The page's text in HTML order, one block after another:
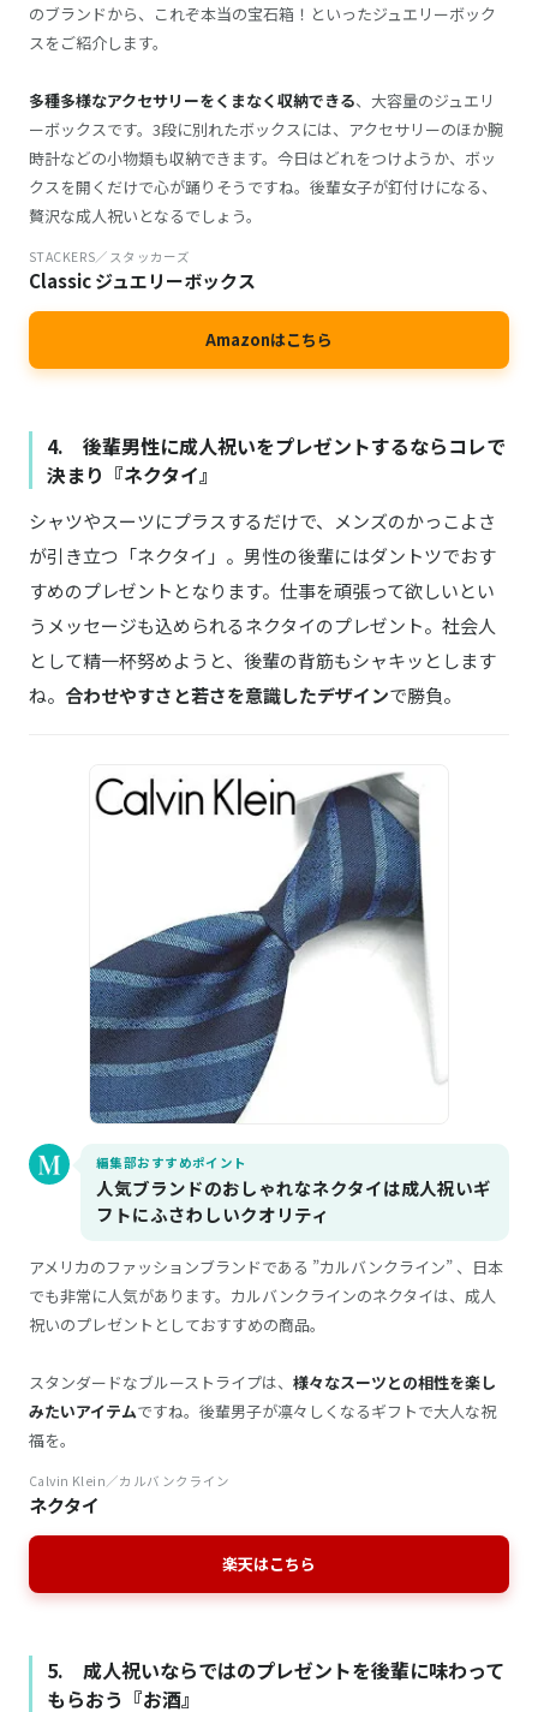
のブランドから、これぞ本当の宝石箱！といったジュエリーボック
スをご紹介します。
多種多様なアクセサリーをくまなく収納できる、大容量のジュエリ
ーボックスです。3段に別れたボックスには、アクセサリーのほか腕
時計などの小物類も収納できます。今日はどれをつけようか、ボッ
クスを開くだけで心が踊りそうですね。後輩女子が釘付けになる、
贅沢な成人祝いとなるでしょう。
STACKERS／スタッカーズ
Classic ジュエリーボックス
Amazonはこちら
4. 後輩男性に成人祝いをプレゼントするならコレで
決まり『ネクタイ』
シャツやスーツにプラスするだけで、メンズのかっこよさ
が引き立つ「ネクタイ」。男性の後輩にはダントツでおす
すめのプレゼントとなります。仕事を頑張って欲しいとい
うメッセージも込められるネクタイのプレゼント。社会人
として精一杯努めようと、後輩の背筋もシャキッとします
ね。 合わせやすさと若さを意識したデザインで勝負。
編集部おすすめポイント
人気ブランドのおしゃれなネクタイは成人祝いギ
フトにふさわしいクオリティ
アメリカのファッションブランドである ”カルバンクライン” 、日本
でも非常に人気があります。カルバンクラインのネクタイは、成人
祝いのプレゼントとしておすすめの商品。
スタンダードなブルーストライプは、 様々なスーツとの相性を楽し
みたいアイテムですね。後輩男子が凛々しくなるギフトで大人な祝
福を。
Calvin Klein／カルバンクライン
ネクタイ
楽天はこちら
5. 成人祝いならではのプレゼントを後輩に味わって
もらおう『お酒』